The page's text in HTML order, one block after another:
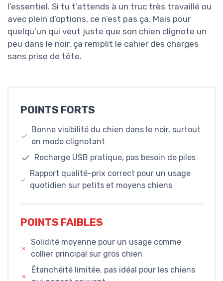
l’essentiel. Si tu t’attends à un truc très travaillé ou
avec plein d’options, ce n’est pas ça. Mais pour
quelqu’un qui veut juste que son chien clignote un
peu dans le noir, ça remplit le cahier des charges
sans prise de tête.
POINTS FORTS
Bonne visibilité du chien dans le noir, surtout
en mode clignotant
Recharge USB pratique, pas besoin de piles
Rapport qualité-prix correct pour un usage
quotidien sur petits et moyens chiens
POINTS FAIBLES
Solidité moyenne pour un usage comme
collier principal sur gros chien
Étanchéité limitée, pas idéal pour les chiens